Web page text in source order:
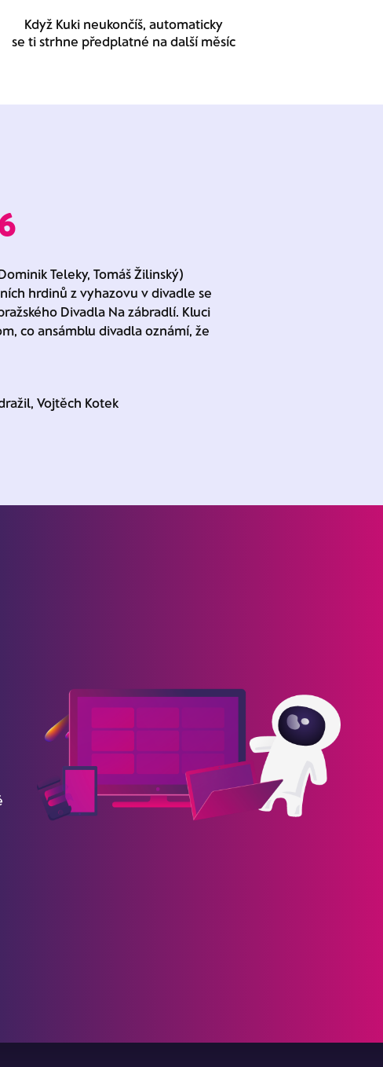
Když Kuki neukončíš, automaticky
se ti strhne předplatné na další měsíc
Teleky, Tomáš Žilinský)
hrdinů z vyhazovu v divadle se
Divadla Na zábradlí. Kluci
co ansámblu divadla oznámí, že
Vojtěch Kotek